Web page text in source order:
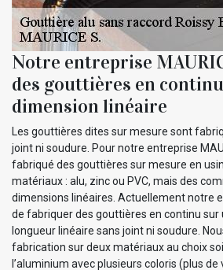
Notre entreprise
des gouttières en
dimension linéaire
Les gouttières dites sur mesure sont
joint ni soudure. Pour notre entreprise
fabriqué des gouttières sur mesure en
matériaux : alu, zinc ou PVC, mais des
dimensions linéaires. Actuellement notre
de fabriquer des gouttières en continu sur
longueur linéaire sans joint ni soudure.
fabrication sur deux matériaux au choix
l’aluminium avec plusieurs coloris (plus de